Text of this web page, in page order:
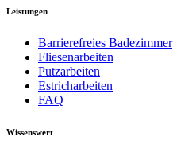
Leistungen
Barrierefreies Badezimmer
Fliesenarbeiten
Putzarbeiten
Estricharbeiten
FAQ
Wissenswert